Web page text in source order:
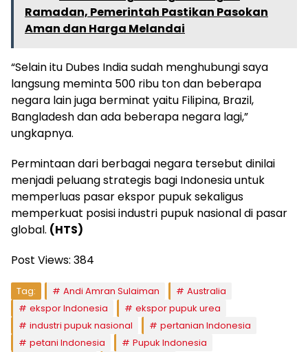
Ramadan, Pemerintah Pastikan Pasokan
Aman dan Harga Melandai
“Selain itu Dubes India sudah menghubungi saya
langsung meminta 500 ribu ton dan beberapa
negara lain juga berminat yaitu Filipina, Brazil,
Bangladesh dan ada beberapa negara lagi,”
ungkapnya.
Permintaan dari berbagai negara tersebut dinilai
menjadi peluang strategis bagi Indonesia untuk
memperluas pasar ekspor pupuk sekaligus
memperkuat posisi industri pupuk nasional di pasar
global. (HTS)
Post Views: 384
Tag: Andi Amran Sulaiman
Australia
ekspor Indonesia
ekspor pupuk urea
industri pupuk nasional
pertanian Indonesia
petani Indonesia
Pupuk Indonesia